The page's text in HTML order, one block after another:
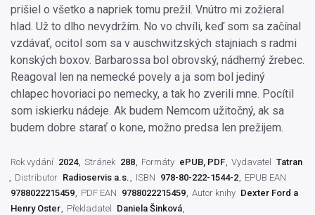
prišiel o všetko a napriek tomu prežil. Vnútro mi zožieral
hlad. Už to dlho nevydržím. No vo chvíli, keď som sa začínal
vzdávať, ocitol som sa v auschwitzských stajniach s radmi
konských boxov. Barbarossa bol obrovský, nádherný žrebec.
Reagoval len na nemecké povely a ja som bol jediný
chlapec hovoriaci po nemecky, a tak ho zverili mne. Pocítil
som iskierku nádeje. Ak budem Nemcom užitočný, ak sa
budem dobre starať o kone, možno predsa len prežijem.
Rok vydání 2024 Stránek 288 Formáty ePUB, PDF Vydavatel
Tatran
Distributor Radioservis a.s. ISBN 978-80-222-1544-2
EPUB EAN
9788022215459
PDF EAN 9788022215459 Autor knihy Dexter Ford a
Henry Oster
Překladatel Daniela Šinková